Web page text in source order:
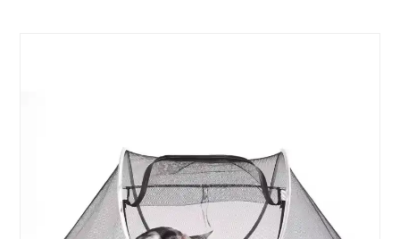
heille lämmin teltta yhteisellä